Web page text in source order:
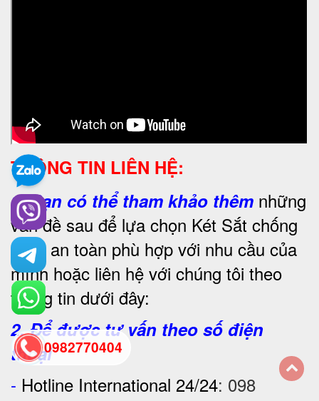
THÔNG TIN LIÊN HỆ:
1.Bạn có thể tham khảo thêm những
vấn đề sau để lựa chọn Két Sắt chống
cháy an toàn phù hợp với nhu cầu của
mình hoặc liên hệ với chúng tôi theo
thông tin dưới đây:
2. Để được tư vấn theo số điện
thoại
- Hotline International 24/24: 098
0982770404